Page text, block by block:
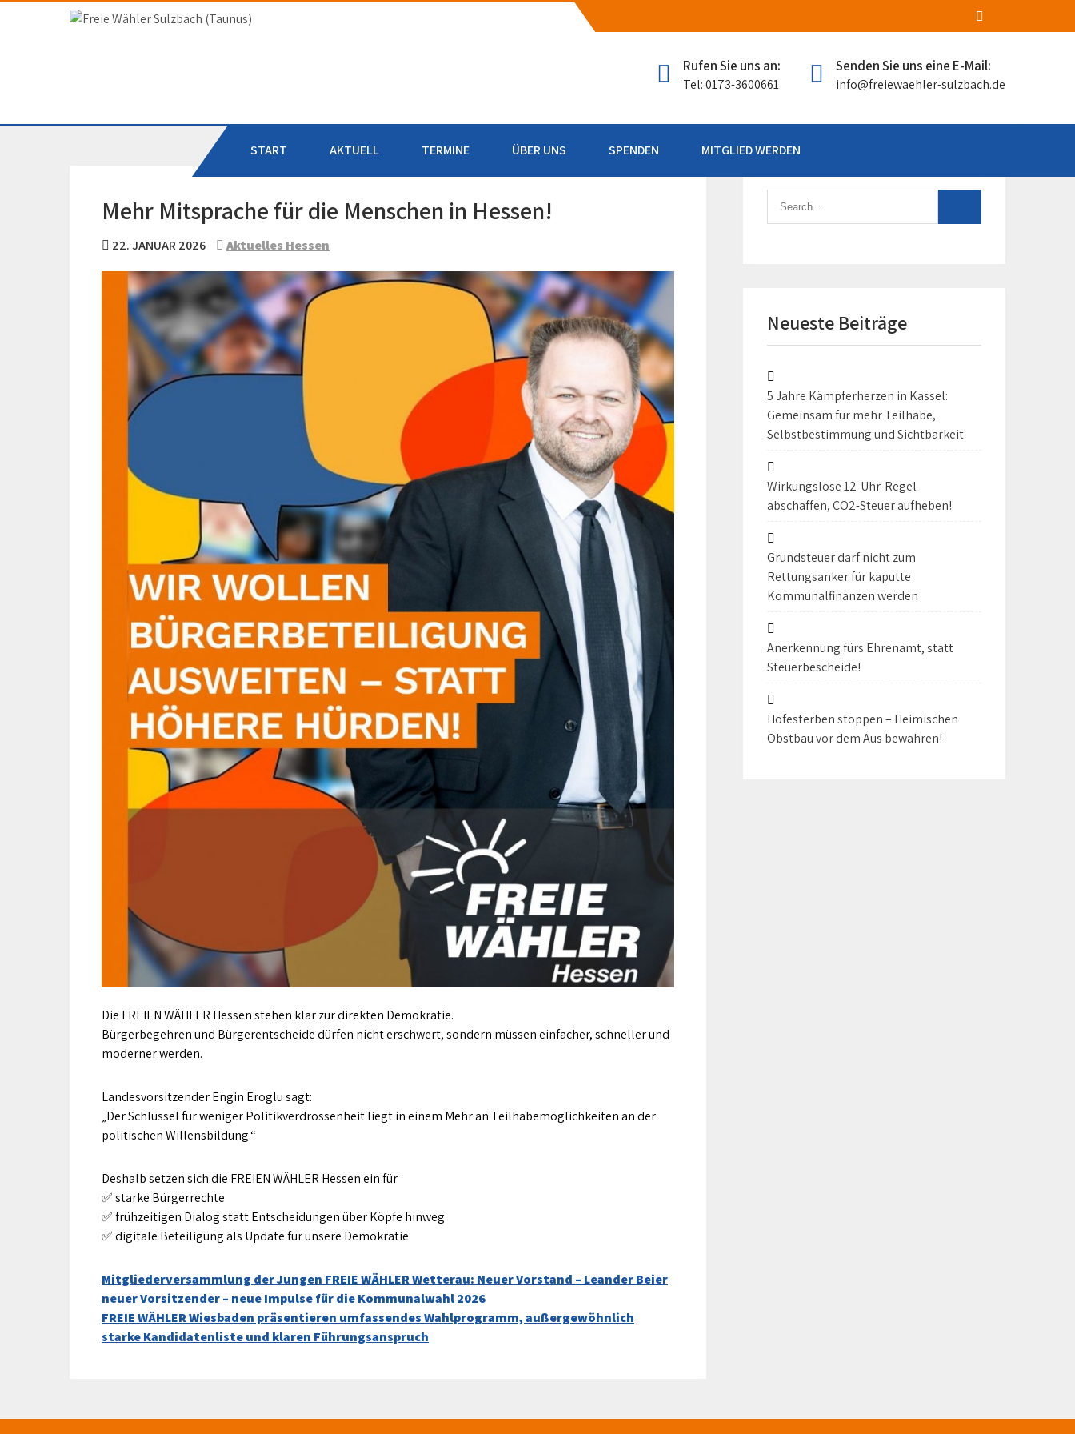
Rufen Sie uns an:
Tel: 0173-3600661
Senden Sie uns eine E-Mail:
info@freiewaehler-sulzbach.de
START AKTUELL TERMINE ÜBER UNS SPENDEN MITGLIED WERDEN
Mehr Mitsprache für die Menschen in Hessen!
22. JANUAR 2026 Aktuelles Hessen
Die FREIEN WÄHLER Hessen stehen klar zur direkten Demokratie.
Bürgerbegehren und Bürgerentscheide dürfen nicht erschwert, sondern müssen einfacher, schneller und
moderner werden.
Landesvorsitzender Engin Eroglu sagt:
„Der Schlüssel für weniger Politikverdrossenheit liegt in einem Mehr an Teilhabemöglichkeiten an der
politischen Willensbildung.“
Deshalb setzen sich die FREIEN WÄHLER Hessen ein für
✅ starke Bürgerrechte
✅ frühzeitigen Dialog statt Entscheidungen über Köpfe hinweg
✅ digitale Beteiligung als Update für unsere Demokratie
Beitragsnavigation
Mitgliederversammlung der Jungen FREIE WÄHLER Wetterau: Neuer Vorstand – Leander Beier
neuer Vorsitzender – neue Impulse für die Kommunalwahl 2026
FREIE WÄHLER Wiesbaden präsentieren umfassendes Wahlprogramm, außergewöhnlich
starke Kandidatenliste und klaren Führungsanspruch
Neueste Beiträge
5 Jahre Kämpferherzen in Kassel:
Gemeinsam für mehr Teilhabe,
Selbstbestimmung und Sichtbarkeit
Wirkungslose 12-Uhr-Regel
abschaffen, CO2-Steuer aufheben!
Grundsteuer darf nicht zum
Rettungsanker für kaputte
Kommunalfinanzen werden
Anerkennung fürs Ehrenamt, statt
Steuerbescheide!
Höfesterben stoppen – Heimischen
Obstbau vor dem Aus bewahren!